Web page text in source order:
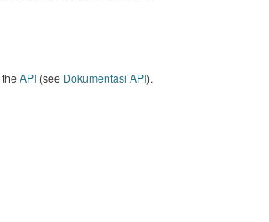
API(see Dokumentasi API).